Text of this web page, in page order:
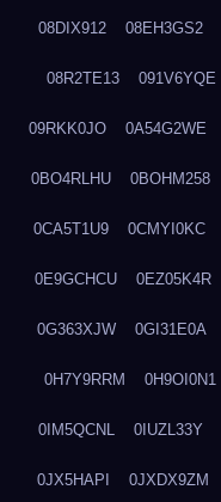
08DIX912 08EH3GS2
08R2TE13 091V6YQE
09RKK0JO 0A54G2WE
0BO4RLHU 0BOHM258
0CA5T1U9 0CMYI0KC
0E9GCHCU 0EZ05K4R
0G363XJW 0GI31E0A
0H7Y9RRM 0H9OI0N1
0IM5QCNL 0IUZL33Y
0JX5HAPI 0JXDX9ZM